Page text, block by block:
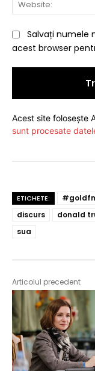
Salvați numele
acest browser
Acest site folosește
sunt procesate
ETICHETE:
discurs
donald
sua
Articolul precedent